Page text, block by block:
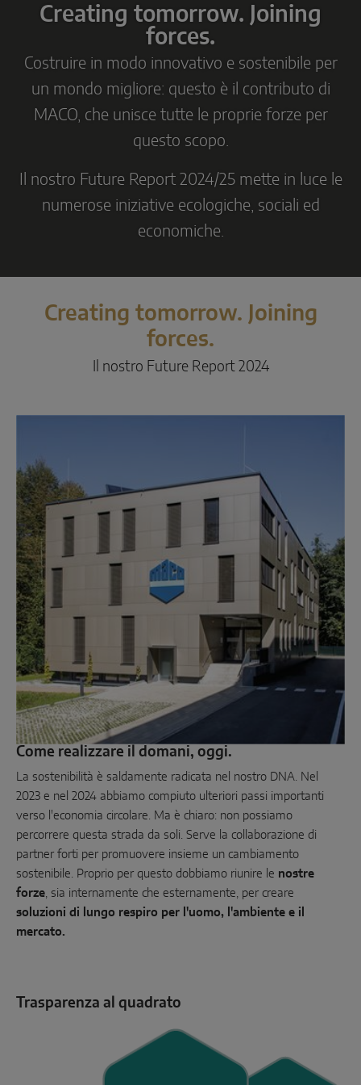
Scorrevole parallelo
Componenti di sistema
SOLUZIONI PER PORTE
Componenti di sistema
SOLUZIONI CON SENSORI SMART
Sense by MACO
SOLUZIONI DI SERVIZO
Servizi digitali
Servizi normativi
Servizi di prodotto
Creating tomorrow. Joining
forces.
Costruire in modo innovativo e sostenibile per
un mondo migliore: questo è il contributo di
MACO, che unisce tutte le proprie forze per
questo scopo.
Il nostro Future Report 2024/25 mette in luce le
numerose iniziative ecologiche, sociali ed
economiche.
Creating tomorrow. Joining
forces.
Il nostro Future Report 2024
Come realizzare il domani, oggi.
La sostenibilità è saldamente radicata nel nostro DNA. Nel
2023 e nel 2024 abbiamo compiuto ulteriori passi importanti
verso l'economia circolare. Ma è chiaro: non possiamo
percorrere questa strada da soli. Serve la collaborazione di
partner forti per promuovere insieme un cambiamento
sostenibile. Proprio per questo dobbiamo riunire le nostre
forze, sia internamente che esternamente, per creare
soluzioni di lungo respiro per l'uomo, l'ambiente e il
mercato.
Trasparenza al quadrato